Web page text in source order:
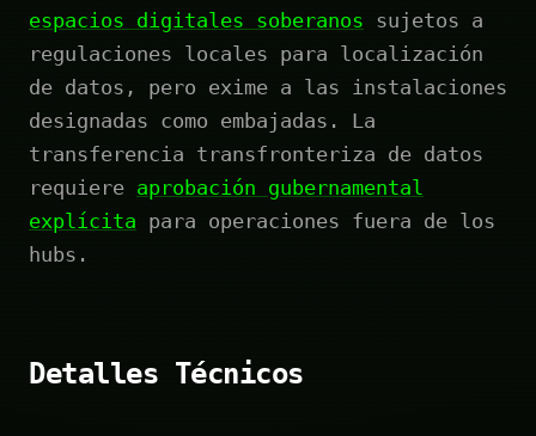
espacios digitales soberanos sujetos a
regulaciones locales para localización
de datos, pero exime a las instalaciones
designadas como embajadas. La
transferencia transfronteriza de datos
requiere aprobación gubernamental
explícita para operaciones fuera de los
hubs.
Detalles Técnicos